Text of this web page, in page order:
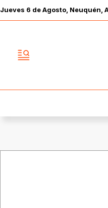
Jueves 6 deAgosto , Neuquén,